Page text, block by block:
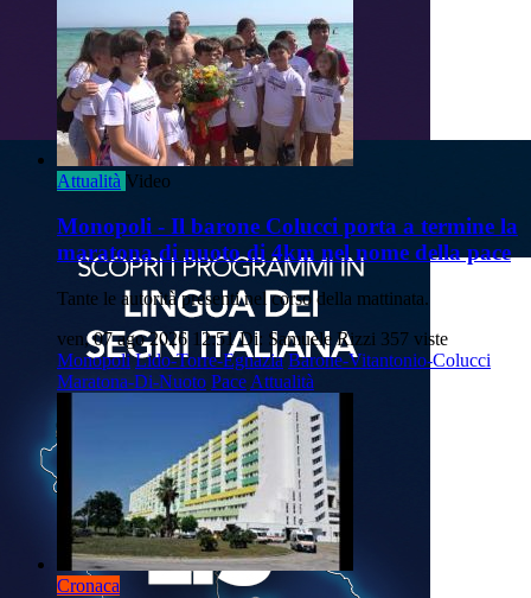
Attualità Video
Monopoli - Il barone Colucci porta a termine la
maratona di nuoto di 4km nel nome della pace
Tante le autorità presenti nel corso della mattinata.
ven, 07 ago 2026 12:51 Di: Samuele Rizzi 357 viste
Monopoli Lido-Torre-Egnazia Barone-Vitantonio-Colucci
Maratona-Di-Nuoto Pace Attualità
Cronaca